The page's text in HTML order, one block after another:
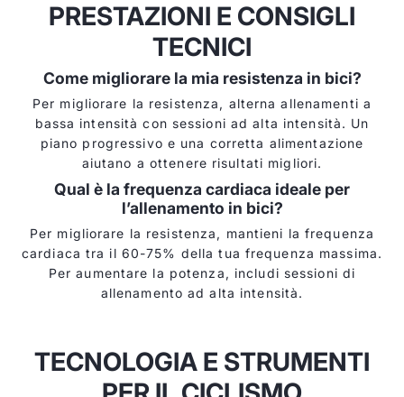
PRESTAZIONI E CONSIGLI
TECNICI
Come migliorare la mia resistenza in bici?
Per migliorare la resistenza, alterna allenamenti a
bassa intensità con sessioni ad alta intensità. Un
piano progressivo e una corretta alimentazione
aiutano a ottenere risultati migliori.
Qual è la frequenza cardiaca ideale per
l’allenamento in bici?
Per migliorare la resistenza, mantieni la frequenza
cardiaca tra il 60-75% della tua frequenza massima.
Per aumentare la potenza, includi sessioni di
allenamento ad alta intensità.
TECNOLOGIA E STRUMENTI